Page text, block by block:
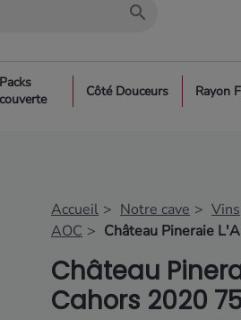
search
Packs
Côté Douceurs Rayon
Accueil Notre cave Vins
AOC
Château Pineraie
Château
Cahors 2020